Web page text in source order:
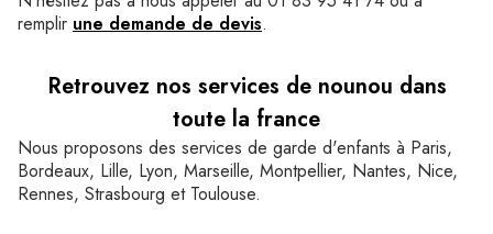
remplir une demande de devis.
Retrouvez nos services de nounou dans
toute la france
Nous proposons des services de garde d'enfants à Paris,
Bordeaux, Lille, Lyon, Marseille, Montpellier, Nantes, Nice,
Rennes, Strasbourg et Toulouse.